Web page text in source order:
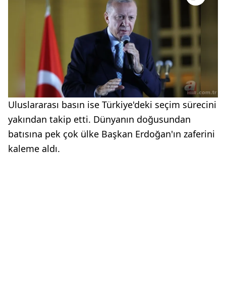
Uluslararası basın ise Türkiye'deki seçim sürecini
yakından takip etti. Dünyanın doğusundan
batısına pek çok ülke Başkan Erdoğan'ın zaferini
kaleme aldı.